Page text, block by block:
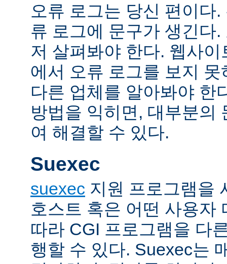
오류 로그는 당신 편이다
류 로그에 문구가 생긴다
저 살펴봐야 한다. 웹사
에서 오류 로그를 보지
다른 업체를 알아봐야 한
방법을 익히면, 대부분의
여 해결할 수 있다.
Suexec
suexec 지원 프로그램을
호스트 혹은 어떤 사용자
따라 CGI 프로그램을 다
행할 수 있다. Suexec는